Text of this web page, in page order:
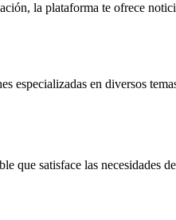
la plataforma te ofrece
especializadas en diversos
que satisface las